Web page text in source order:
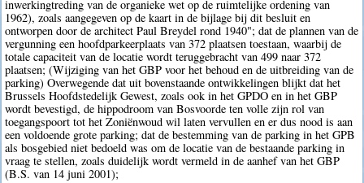
inwerkingtreding van de organieke wet op de ruimtelijke ordening van
1962), zoals aangegeven op de kaart in de bijlage bij dit besluit en
ontworpen door de architect Paul Breydel rond 1940"; dat de plannen van de
vergunning een hoofdparkeerplaats van 372 plaatsen toestaan, waarbij de
totale capaciteit van de locatie wordt teruggebracht van 499 naar 372
plaatsen; (Wijziging van het GBP voor het behoud en de uitbreiding van de
parking) Overwegende dat uit bovenstaande ontwikkelingen blijkt dat het
Brussels Hoofdstedelijk Gewest, zoals ook in het GPDO en in het GBP
wordt bevestigd, de hippodroom van Bosvoorde ten volle zijn rol van
toegangspoort tot het Zoniënwoud wil laten vervullen en er dus nood is aan
een voldoende grote parking; dat de bestemming van de parking in het GPB
als bosgebied niet bedoeld was om de locatie van de bestaande parking in
vraag te stellen, zoals duidelijk wordt vermeld in de aanhef van het GBP
(B.S. van 14 juni 2001);